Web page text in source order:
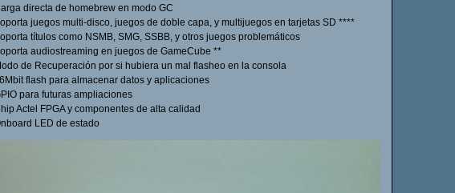
directa de homebrew en modo GC
juegos multi-disco, juegos de doble capa, y multijuegos en tarjetas SD ****
títulos como NSMB, SMG, SSBB, y otros juegos problemáticos
audiostreaming en juegos de GameCube **
de Recuperación por si hubiera un mal flasheo en la consola
flash para almacenar datos y aplicaciones
para futuras ampliaciones
Actel FPGA y componentes de alta calidad
LED de estado